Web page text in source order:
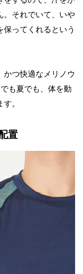
。それでいて、いや
ってくれるという
かつ快適なメリノウ
も夏でも、体を動
。
置